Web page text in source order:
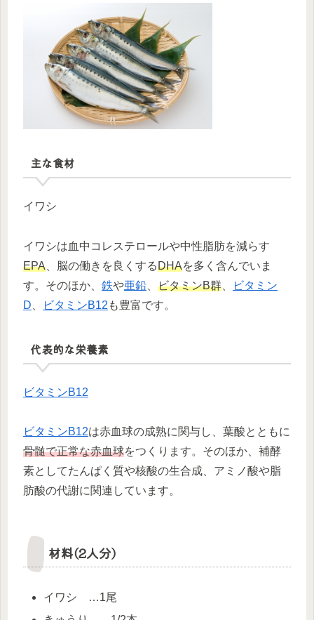
主な食材
イワシ
イワシは血中コレステロールや中性脂肪を減らす
EPA 、脳の働きを良くするDHAを多く含んでいま
す。そのほか、 鉄や亜鉛 ビタミンB群
ビタミン
D
ビタミンB12 も豊富です。
代表的な栄養素
ビタミンB12
ビタミンB12は赤血球の成熟に関与し、葉酸とともに
骨髄で正常な赤血球をつくります。そのほか、補酵
素としてたんぱく質や核酸の生合成、アミノ酸や脂
肪酸の代謝に関連しています。
材料(2人分)
イワシ …1尾